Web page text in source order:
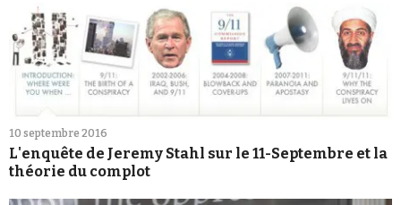
10 septembre 2016
L'enquête de Jeremy Stahl sur le 11-Septembre et la
théorie du complot